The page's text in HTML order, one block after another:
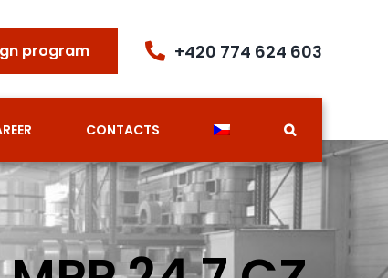
program +420 774 624 603
CONTACTS